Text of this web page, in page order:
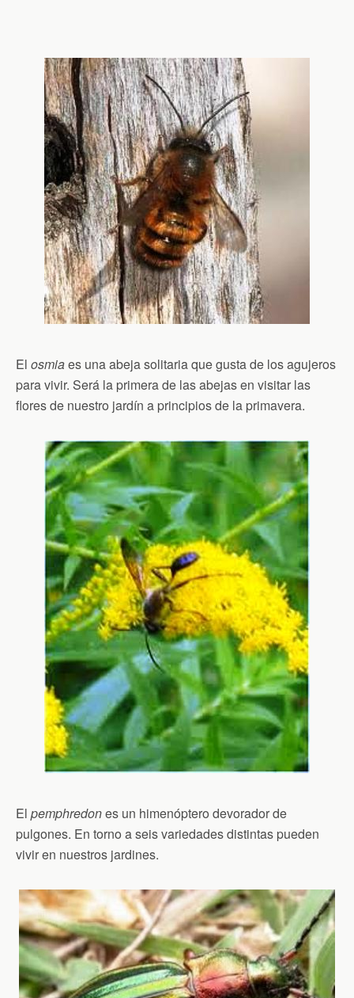
El osmiaes una abeja solitaria que gusta de los agujeros
para vivir. Será la primera de las abejas en visitar las
flores de nuestro jardín a principios de la primavera.
El pemphredones un himenóptero devorador de
pulgones. En torno a seis variedades distintas pueden
vivir en nuestros jardines.